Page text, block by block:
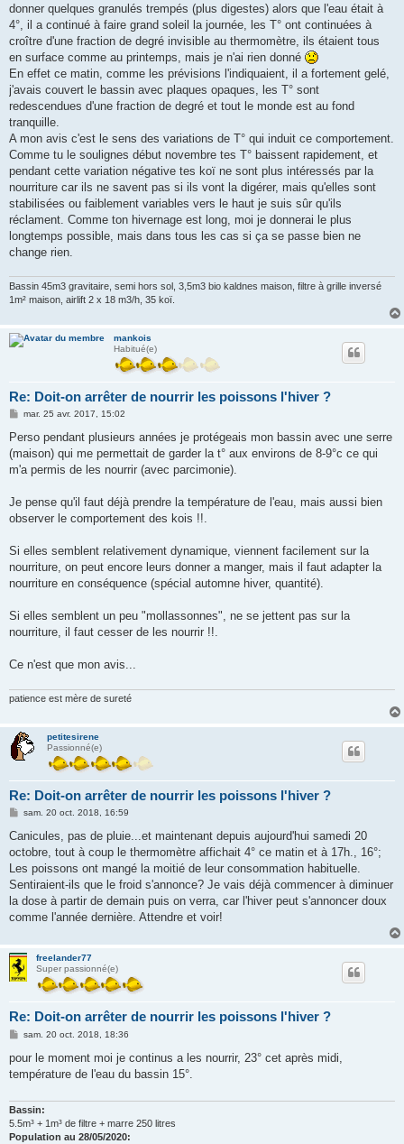
donner quelques granulés trempés (plus digestes) alors que l'eau était à
4°, il a continué à faire grand soleil la journée, les T° ont continuées à
croître d'une fraction de degré invisible au thermomètre, ils étaient tous
en surface comme au printemps, mais je n'ai rien donné
En effet ce matin, comme les prévisions l'indiquaient, il a fortement gelé,
j'avais couvert le bassin avec plaques opaques, les T° sont
redescendues d'une fraction de degré et tout le monde est au fond
tranquille.
A mon avis c'est le sens des variations de T° qui induit ce comportement.
Comme tu le soulignes début novembre tes T° baissent rapidement, et
pendant cette variation négative tes koï ne sont plus intéressés par la
nourriture car ils ne savent pas si ils vont la digérer, mais qu'elles sont
stabilisées ou faiblement variables vers le haut je suis sûr qu'ils
réclament. Comme ton hivernage est long, moi je donnerai le plus
longtemps possible, mais dans tous les cas si ça se passe bien ne
change rien.
Bassin 45m3 gravitaire, semi hors sol, 3,5m3 bio kaldnes maison, filtre à grille inversé
1m² maison, airlift 2 x 18 m3/h, 35 koï.
mankois
Habitué(e)
Re: Doit-on arrêter de nourrir les poissons l'hiver ?
M
s
a
g
mar. 25 avr. 2017, 15:02
Perso pendant plusieurs années je protégeais mon bassin avec une serre
(maison) qui me permettait de garder la t° aux environs de 8-9°c ce qui
m'a permis de les nourrir (avec parcimonie).
Je pense qu'il faut déjà prendre la température de l'eau, mais aussi bien
observer le comportement des kois !!.
Si elles semblent relativement dynamique, viennent facilement sur la
nourriture, on peut encore leurs donner a manger, mais il faut adapter la
nourriture en conséquence (spécial automne hiver, quantité).
Si elles semblent un peu "mollassonnes", ne se jettent pas sur la
nourriture, il faut cesser de les nourrir !!.
Ce n'est que mon avis...
patience est mère de sureté
petitesirene
Passionné(e)
Re: Doit-on arrêter de nourrir les poissons l'hiver ?
M
s
a
g
sam. 20 oct. 2018, 16:59
Canicules, pas de pluie...et maintenant depuis aujourd'hui samedi 20
octobre, tout à coup le thermomètre affichait 4° ce matin et à 17h., 16°;
Les poissons ont mangé la moitié de leur consommation habituelle.
Sentiraient-ils que le froid s'annonce? Je vais déjà commencer à diminuer
la dose à partir de demain puis on verra, car l'hiver peut s'annoncer doux
comme l'année dernière. Attendre et voir!
freelander77
Super passionné(e)
Re: Doit-on arrêter de nourrir les poissons l'hiver ?
M
s
a
sam. 20 oct. 2018, 18:36
pour le moment moi je continus a les nourrir, 23° cet après midi,
température de l'eau du bassin 15°.
Bassin:
5.5m³ + 1m³ de filtre + marre 250 litres
Population au 28/05/2020: